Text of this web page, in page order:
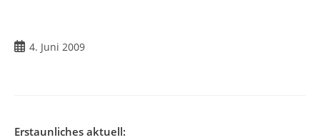
Beitrag
4. Juni 2009
Erstaunliches aktuell: